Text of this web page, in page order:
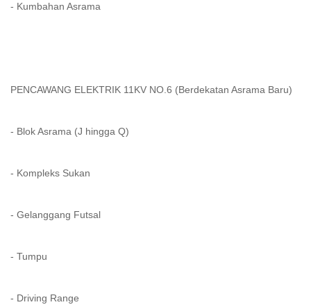
- Kumbahan Asrama
PENCAWANG ELEKTRIK 11KV NO.6 (Berdekatan Asrama Baru)
- Blok Asrama (J hingga Q)
- Kompleks Sukan
- Gelanggang Futsal
- Tumpu
- Driving Range